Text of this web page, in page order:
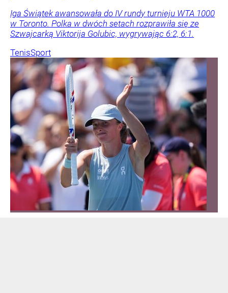
Iga Świątek awansowała do IV rundy turnieju WTA 1000
w Toronto. Polka w dwóch setach rozprawiła się ze
Szwajcarką Viktorija Golubic, wygrywając 6:2, 6:1.
TenisSport